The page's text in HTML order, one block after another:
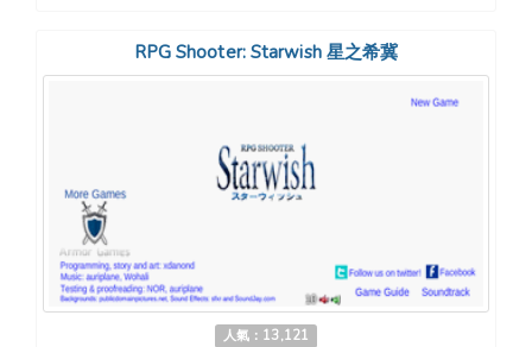
RPG Shooter: Starwish 星之希冀
人氣：13,121